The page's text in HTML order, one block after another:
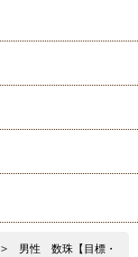
>
男性 数珠【目標・